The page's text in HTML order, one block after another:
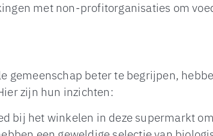
met non-profitorganisaties om
gemeenschap beter te begrijpen,
zijn hun inzichten:
bij het winkelen in deze supermarkt